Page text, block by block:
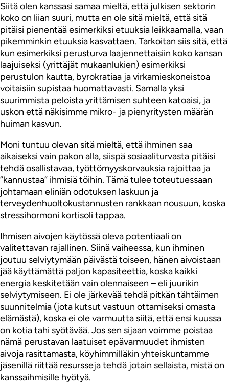
Siitä olen kanssasi samaa mieltä, että julkisen sektorin
koko on liian suuri, mutta en ole sitä mieltä, että sitä
pitäisi pienentää esimerkiksi etuuksia leikkaamalla, vaan
pikemminkin etuuksia kasvattaen. Tarkoitan siis sitä, että
kun esimerkiksi perusturva laajennettaisiin koko kansan
laajuiseksi (yrittäjät mukaanlukien) esimerkiksi
perustulon kautta, byrokratiaa ja virkamieskoneistoa
voitaisiin supistaa huomattavasti. Samalla yksi
suurimmista peloista yrittämisen suhteen katoaisi, ja
uskon että näkisimme mikro- ja pienyritysten määrän
huiman kasvun.
Moni tuntuu olevan sitä mieltä, että ihminen saa
aikaiseksi vain pakon alla, siispä sosiaaliturvasta pitäisi
tehdä osallistavaa, työttömyyskorvauksia rajoittaa ja
”kannustaa” ihmisiä töihin. Tämä tulee toteutuessaan
johtamaan eliniän odotuksen laskuun ja
terveydenhuoltokustannusten rankkaan nousuun, koska
stressihormoni kortisoli tappaa.
Ihmisen aivojen käytössä oleva potentiaali on
valitettavan rajallinen. Siinä vaiheessa, kun ihminen
joutuu selviytymään päivästä toiseen, hänen aivoistaan
jää käyttämättä paljon kapasiteettia, koska kaikki
energia keskitetään vain olennaiseen – eli juurikin
selviytymiseen. Ei ole järkevää tehdä pitkän tähtäimen
suunnitelmia (jota kutsut vastuun ottamiseksi omasta
elämästä), koska ei ole varmuutta siitä, että ensi kuussa
on kotia tahi syötävää. Jos sen sijaan voimme poistaa
nämä perustavan laatuiset epävarmuudet ihmisten
aivoja rasittamasta, köyhimmilläkin yhteiskuntamme
jäsenillä riittää resursseja tehdä jotain sellaista, mistä on
kanssaihmisille hyötyä.